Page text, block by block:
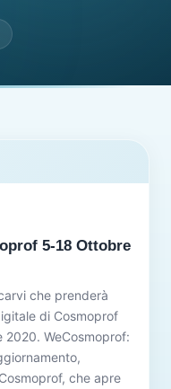
5-18 Ottobre
che prenderà
di Cosmoprof
WeCosmoprof:
che apre